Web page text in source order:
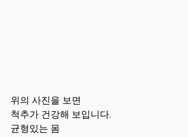
위의 사진을 보면
척추가 건강해 보입니다.
균형있는 몸